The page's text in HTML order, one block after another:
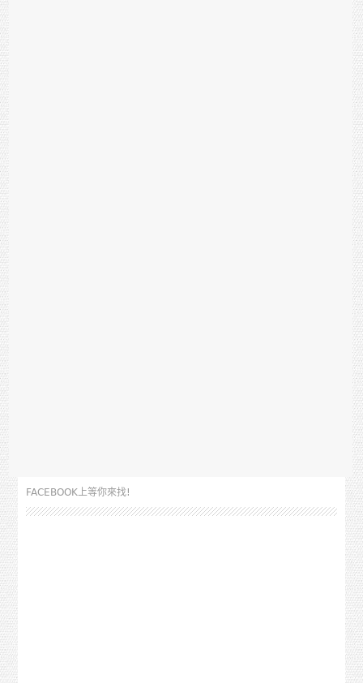
FACEBOOK上等你來找!